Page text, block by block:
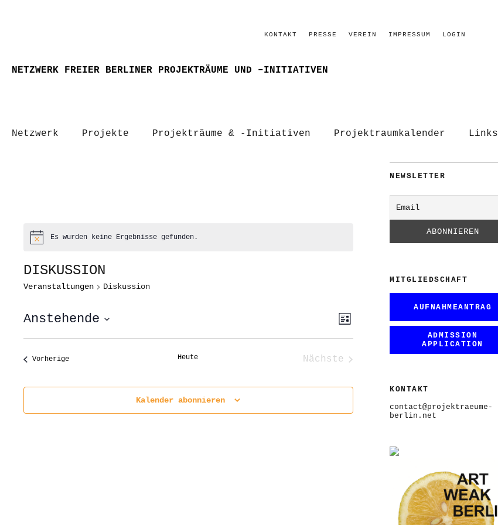
KONTAKT PRESSE VEREIN IMPRESSUM LOGIN
NETZWERK FREIER BERLINER PROJEKTRÄUME UND –INITIATIVEN
Netzwerk Projekte Projekträume & -Initiativen Projektraumkalender Links
HinweisEs wurden keine Ergebnisse gefunden.
DISKUSSION
Veranstaltungen Diskussion
ANSICHTEN-
NAVIGATION
VERANSTALTUNG
ANSICHTEN-
Liste
Anstehende
wählen.
VorherigeVeranstaltungen Heute
Nächste
Kalender abonnieren
NEWSLETTER
MITGLIEDSCHAFT
AUFNAHMEANTRAG
ADMISSION
APPLICATION
KONTAKT
contact@projektraeume-
berlin.net